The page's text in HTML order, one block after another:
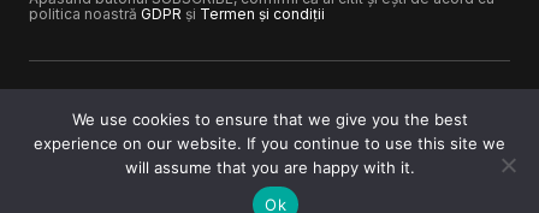
politica noastră GDPR și Termen și condiții
Copyright © 2017-2025Lugojeanul.ro· Toate drepturile
rezervate · Dezvoltat dePower Media FX
We use cookies to ensure that we give you the best
experience on our website. If you continue to use this site we
will assume that you are happy with it.
Ok